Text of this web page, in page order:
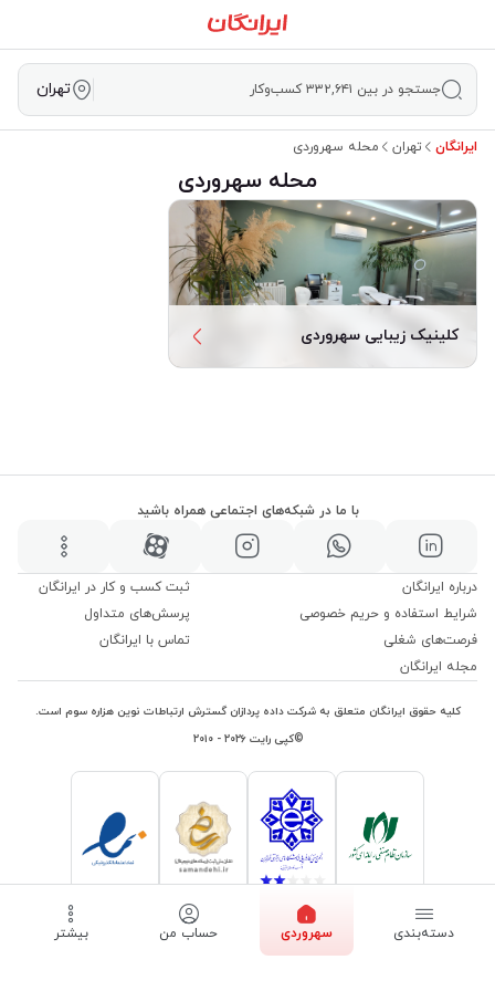
جستجو در بین ۳۳۲,۶۴۱ کسب‌وکار تهران
ایرانگان تهران محله سهروردی
محله سهروردی
کلینیک زیبایی سهروردی
با ما در شبکه‌های اجتماعی همراه باشید
درباره ایرانگان
شرایط استفاده و حریم خصوصی
فرصت‌های شغلی
مجله ایرانگان
ثبت کسب و کار در ایرانگان
پرسش‌های متداول
تماس با ایرانگان
کلیه حقوق ایرانگان متعلق به شرکت داده پردازان گسترش ارتباطات نوین هزاره سوم است.
©کپی رایت ۲۰۲۶ - ۲۰۱۰
دسته‌بندی سهروردی حساب من بیشتر